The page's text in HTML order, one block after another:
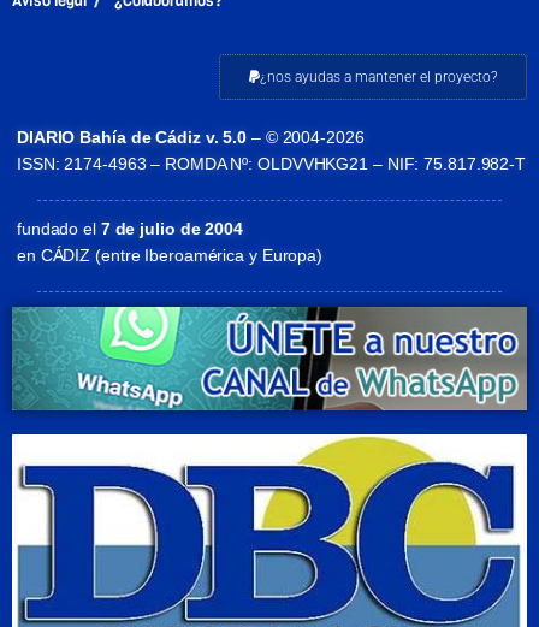
¿nos ayudas a mantener el proyecto?
DIARIO Bahía de Cádiz v. 5.0 – © 2004-2026
ISSN: 2174-4963 – ROMDA Nº: OLDVVHKG21 – NIF: 75.817.982-T
fundado el7 de julio de 2004
en CÁDIZ (entre Iberoamérica y Europa)